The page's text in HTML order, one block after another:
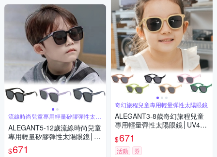
流線時尚兒童專用輕量矽膠彈性太陽
眼鏡
ALEGANT5-12歲流線時尚兒童
專用輕量矽膠彈性太陽眼鏡│U
V400偏光墨鏡│台灣品牌│3色
$671
奇幻旅程兒童專用輕量彈性太陽眼鏡
ALEGANT3-8歲奇幻旅程兒童
專用輕量彈性太陽眼鏡│UV400
偏光墨鏡│台灣品牌│6色
$671
活動 券